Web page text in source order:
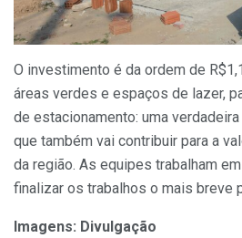
O investimento é da ordem de
áreas verdes e espaços de lazer,
de estacionamento: uma
que também vai contribuir para a
da região. As equipes trabalham
finalizar os trabalhos o mais breve
Imagens: Divulgação